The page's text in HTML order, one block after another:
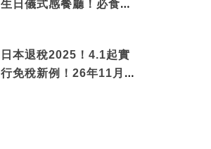
生日儀式感餐廳！必食失
日本退稅2025！4.1起實
行免稅新例！26年11月